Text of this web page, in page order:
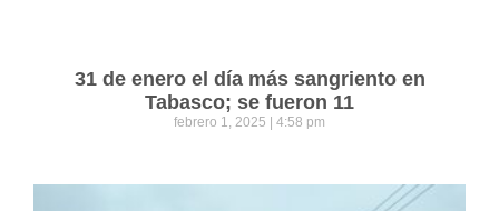
31 de enero el día más sangriento en
Tabasco; se fueron 11
febrero 1, 2025 4:58 pm